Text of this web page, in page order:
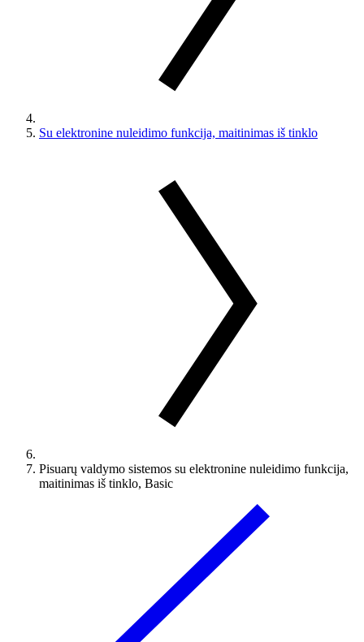
Su elektronine nuleidimo funkcija, maitinimas iš tinklo
Pisuarų valdymo sistemos su elektronine nuleidimo funkcija,
maitinimas iš tinklo, Basic